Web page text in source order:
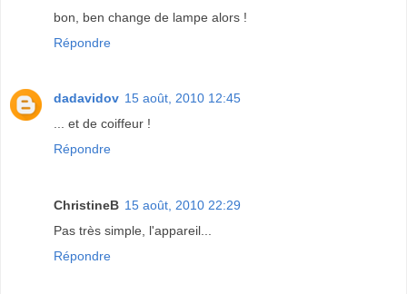
bon, ben change de lampe alors !
Répondre
dadavidov 15 août, 2010 12:45
... et de coiffeur !
Répondre
ChristineB 15 août, 2010 22:29
Pas très simple, l'appareil...
Répondre